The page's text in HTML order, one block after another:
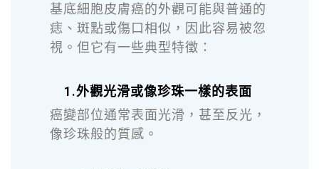
基底細胞皮膚癌的外觀可能與普通的
痣、斑點或傷口相似，因此容易被忽
視。但它有一些典型特徵：
1.外觀光滑或像珍珠一樣的表面
癌變部位通常表面光滑，甚至反光，
像珍珠般的質感。